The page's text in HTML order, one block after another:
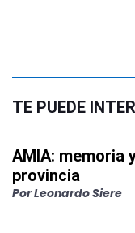
TE PUEDE
AMIA: memoria
provincia
PorLeonardo Siere